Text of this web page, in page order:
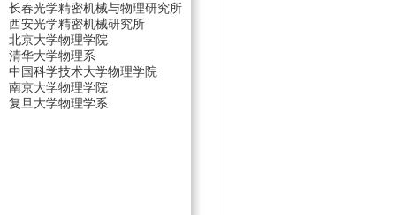
长春光学精密机械与物理研究所
西安光学精密机械研究所
北京大学物理学院
清华大学物理系
中国科学技术大学物理学院
南京大学物理学院
复旦大学物理学系